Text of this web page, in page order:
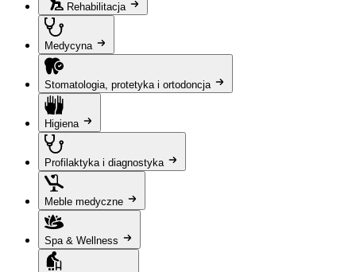
Rehabilitacja
Medycyna
Stomatologia, protetyka i ortodoncja
Higiena
Profilaktyka i diagnostyka
Meble medyczne
Spa & Wellness